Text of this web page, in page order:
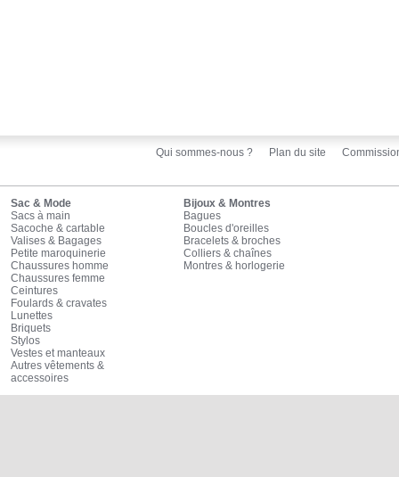
Qui sommes-nous ? Plan du site
Sac & Mode
Sacs à main
Sacoche & cartable
Valises & Bagages
Petite maroquinerie
Chaussures homme
Chaussures femme
Ceintures
Foulards & cravates
Lunettes
Briquets
Stylos
Vestes et manteaux
Autres vêtements &
accessoires
Bijoux & Montres
Bagues
Boucles d'oreilles
Bracelets & broches
Colliers & chaînes
Montres & horlogerie